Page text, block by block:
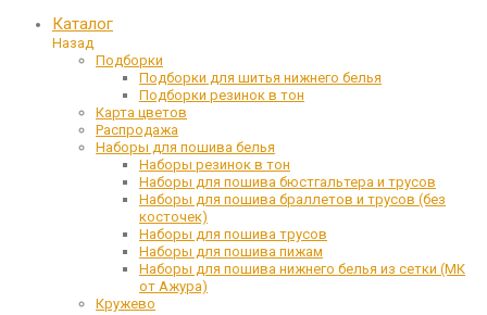
Каталог
Назад
Подборки
Подборки для шитья нижнего белья
Подборки резинок в тон
Карта цветов
Распродажа
Наборы для пошива белья
Наборы резинок в тон
Наборы для пошива бюстгальтера и трусов
Наборы для пошива браллетов и трусов (без
косточек)
Наборы для пошива трусов
Наборы для пошива пижам
Наборы для пошива нижнего белья из сетки (МК
от Ажура)
Кружево